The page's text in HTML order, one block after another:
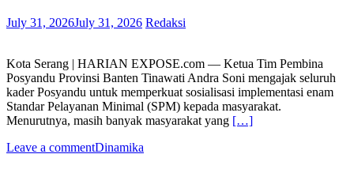
July 31, 2026July 31, 2026 Redaksi
Kota Serang | HARIAN EXPOSE.com — Ketua Tim Pembina
Posyandu Provinsi Banten Tinawati Andra Soni mengajak seluruh
kader Posyandu untuk memperkuat sosialisasi implementasi enam
Standar Pelayanan Minimal (SPM) kepada masyarakat.
Menurutnya, masih banyak masyarakat yang […]
Leave a commentDinamika